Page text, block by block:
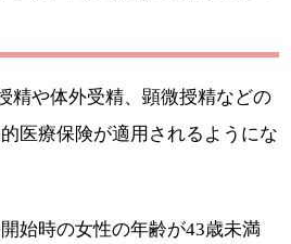
精や体外受精、顕微授精などの
医療保険が適用されるようにな
始時の女性の年齢が43歳未満